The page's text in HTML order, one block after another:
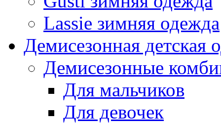
Lassie зимняя одежда
Демисезонная детская
Демисезонные
Для мальчиков
Для девочек